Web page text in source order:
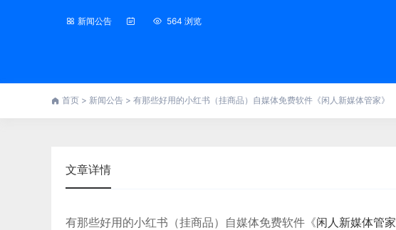
新闻公告 564 浏览
首页 > 新闻公告 > 有那些好用的小红书（挂商品）自媒体免费软件《闲人新媒体管家》
文章详情
有那些好用的小红书（挂商品）自媒体免费软件《闲人新媒体管家